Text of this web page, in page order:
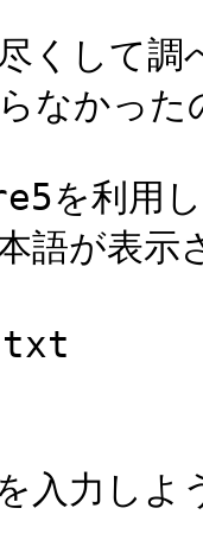
くして調
なかっ
を利用
語が表示
入力しよ